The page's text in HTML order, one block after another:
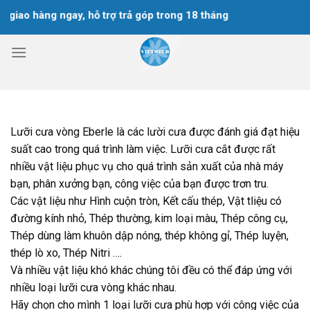
Chuyển
đến
dung
hàng ngay, hỗ trợ trả góp trong 18 tháng
Lưỡi cưa vòng Eberle là các lười cưa được đánh giá đạt hiệu
suất cao trong quá trình làm việc. Lưỡi cưa cắt được rất
nhiều vật liệu phục vụ cho quá trình sản xuất của nhà máy
bạn, phân xưởng bạn, công việc của bạn được trơn tru.
Các vật liệu như Hình cuộn tròn, Kết cấu thép, Vật tliệu có
đường kính nhỏ, Thép thường, kim loại màu, Thép công cụ,
Thép dùng làm khuôn dập nóng, thép không gỉ, Thép luyện,
thép lò xo, Thép Nitri ….
Và nhiều vật liệu khó khác chúng tôi đều có thể đáp ứng với
nhiều loại lưỡi cưa vòng khác nhau.
Hãy chọn cho mình 1 loại lưỡi cưa phù hợp với công việc của